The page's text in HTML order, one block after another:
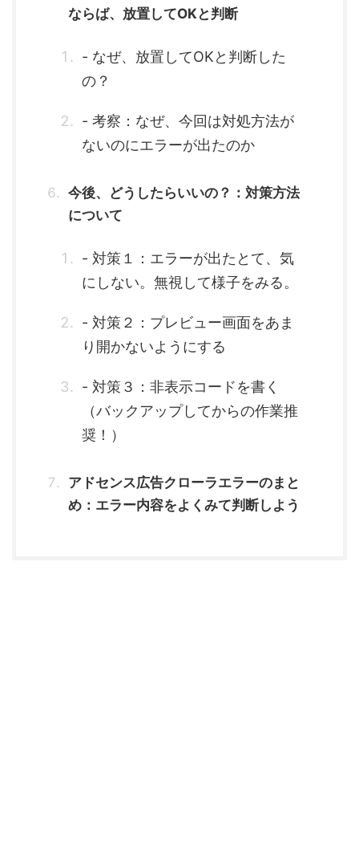
ならば、放置してOKと判断
- なぜ、放置してOKと判断した
の？
- 考察：なぜ、今回は対処方法が
ないのにエラーが出たのか
今後、どうしたらいいの？：対策方法
について
- 対策１：エラーが出たとて、気
にしない。無視して様子をみる。
- 対策２：プレビュー画面をあま
り開かないようにする
- 対策３：非表示コードを書く
（バックアップしてからの作業推
奨！）
アドセンス広告クローラエラーのまと
め：エラー内容をよくみて判断しよう